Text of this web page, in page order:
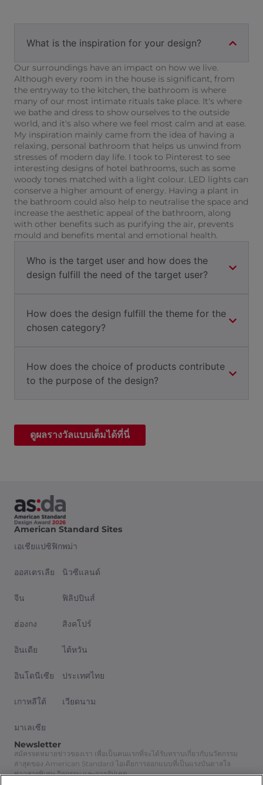
What is the inspiration for your design?
Our surroundings have an impact on how we live.
Although every room in the house is significant, from
the entryway to the kitchen, the bathroom is where
many of our most intimate rituals take place. It's where
we bathe and dress to show ourselves to the outside
world, and it's also where we feel most calm and at ease.
My inspiration mainly came from the idea of having a
relaxing, personal bathroom that helps us unwind from
stresses of modern day life. I took to Pinterest to see
interesting designs of hotel bathrooms, such as some
woody tones matched with a light colour. LED lights can
conserve a higher amount of energy. Having a plant in
the bathroom could also help to neutralise the space and
increase the aesthetic appeal of the bathroom, along
with other benefits such as purifying the air, prevents
mould and benefits mental and emotional health.
Who is the target user and how does the
design fulfill the need of the target user?
How does the design fulfill the theme for the
chosen category?
How does the choice of products contribute
to the purpose of the design?
ดูผลรางวัลแบบเต็มได้ที่นี่
American Standard Sites
เอเชียแปซิฟิก
ออสเตรเลีย
จีน
ฮ่องกง
อินเดีย
อินโดนีเซีย
เกาหลีใต้
มาเลเซีย
พม่า
นิวซีแลนด์
ฟิลิปปินส์
สิงคโปร์
ไต้หวัน
ประเทศไทย
เวียดนาม
Newsletter
สมัครจดหมายข่าวของเรา เพื่อเป็นคนแรกที่จะได้รับทราบเกี่ยวกับนวัตกรรม
ล่าสุดของ American Standard ไอเดียการออกแบบที่เป็นแรงบันดาลใจ
ข่าวสารพิเศษ กิจกรรม และการอัปเดต